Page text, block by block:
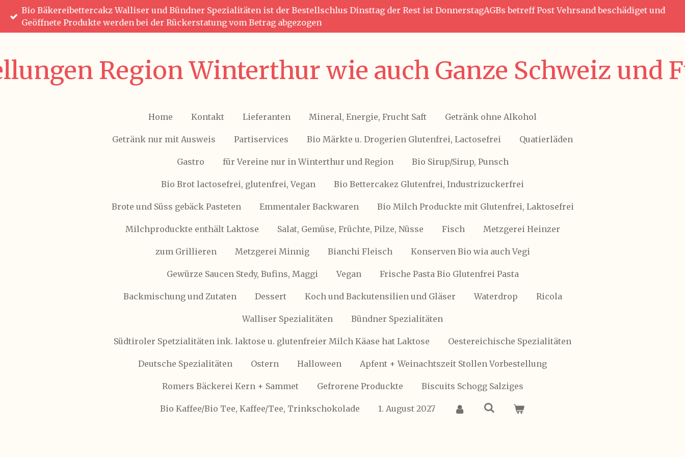
Zum
Hauptinhalt
springen
Bio Bäkereibettercakz Walliser und Bündner Spezialitäten ist der Bestellschlus Dinsttag der Rest ist DonnerstagAGBs betreff Post Vehrsand beschädiget und
Geöffnete Produkte werden bei der Rückerstatung vom Betrag abgezogen
Region Winterthur wie auch Ganze Schweiz
Home Kontakt Lieferanten Mineral, Energie, Frucht Saft Getränk ohne Alkohol
Getränk nur mit Ausweis Partiservices Bio Märkte u. Drogerien Glutenfrei, Lactosefrei Quatierläden
Gastro für Vereine nur in Winterthur und Region Bio Sirup/Sirup, Punsch
Bio Brot lactosefrei, glutenfrei, Vegan Bio Bettercakez Glutenfrei, Industrizuckerfrei
Brote und Süss gebäck Pasteten Emmentaler Backwaren Bio Milch Produckte mit Glutenfrei, Laktosefrei
Milchproduckte enthält Laktose Salat, Gemüse, Früchte, Pilze, Nüsse Fisch Metzgerei Heinzer
zum Grillieren Metzgerei Minnig Bianchi Fleisch Konserven Bio wia auch Vegi
Gewürze Saucen Stedy, Bufins, Maggi Vegan Frische Pasta Bio Glutenfrei Pasta
Backmischung und Zutaten Dessert Koch und Backutensilien und Gläser Waterdrop Ricola
Walliser Spezialitäten Bündner Spezialitäten
Südtiroler Spetzialitäten ink. laktose u. glutenfreier Milch Käase hat Laktose Oestereichische Spezialitäten
Deutsche Spezialitäten Ostern Halloween Apfent + Weinachtszeit Stollen Vorbestellung
Romers Bäckerei Kern + Sammet Gefrorene Produckte Biscuits Schogg Salziges
Bio Kaffee/Bio Tee, Kaffee/Tee, Trinkschokolade 1. August 2027